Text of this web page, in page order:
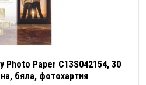
Photo Paper C13S042154, 30
бяла, фотохартия